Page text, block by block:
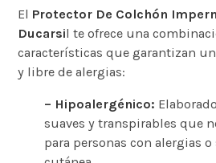
El Protector De Colchón
Ducarsil te ofrece una
características que garantizan
y libre de alergias:
– Hipoalergénico:
suaves y transpirables que
para personas con alergias